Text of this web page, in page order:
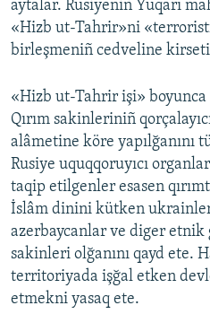
aytalar. Rusiyeniñ Yuqarı
«Hizb ut-Tahrir»ni
birleşmeniñ cedveline
«Hizb ut-Tahrir işi»
Qırım sakinleriniñ
alâmetine köre yapılğanını
Rusiye uquqqoruyıcı
taqip etilgenler esasen
İslâm dinini kütken
azerbaycanlar ve diger etnik
sakinleri olğanını qayd ete.
territoriyada işğal etken
etmekni yasaq ete.